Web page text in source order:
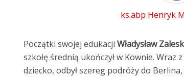
ks.abp Henryk
Początki swojej edukacji Władysław
szkołę średnią ukończył w Kownie.
dziecko, odbył szereg podróży do